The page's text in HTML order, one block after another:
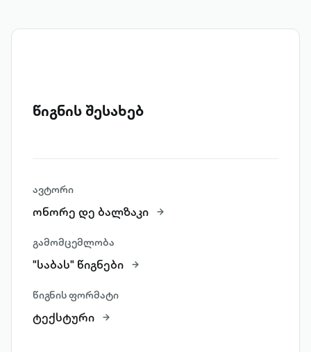
წიგნის შესახებ
ავტორი
ონორე დე ბალზაკი
გამომცემლობა
"საბას" წიგნები
წიგნის ფორმატი
ტექსტური